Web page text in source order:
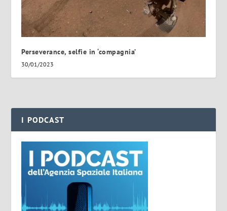
Perseverance, selfie in ‘compagnia’
30/01/2023
I PODCAST